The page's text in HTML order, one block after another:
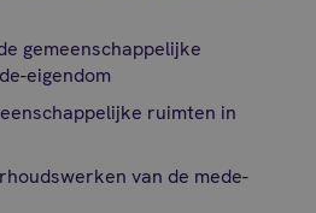
gemeenschappelijke
eigendom
ruimten in
van de mede-